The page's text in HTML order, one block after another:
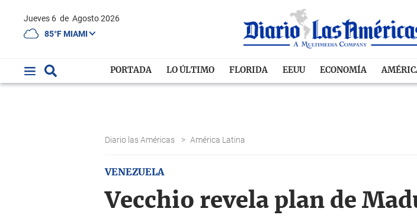
Jueves 6 de Agosto 2026
85°F MIAMI
PORTADA LO ÚLTIMO FLORIDA EEUU ECONOMÍA
Diario las Américas > América Latina
VENEZUELA
Vecchio revela plan de